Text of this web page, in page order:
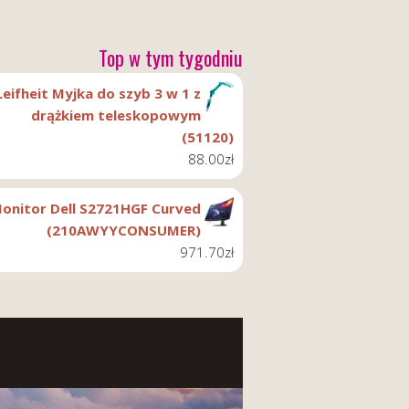
Top w tym tygodniu
Myjka do szyb 3 w 1 z
drążkiem teleskopowym
(51120)
88.00zł
Dell S2721HGF Curved
(210AWYYCONSUMER)
971.70zł